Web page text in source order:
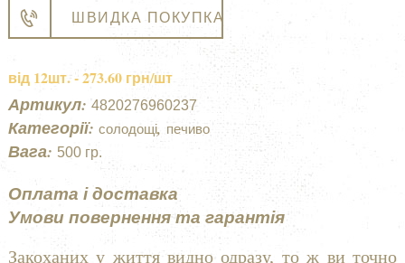
«Закоханим
у
кількість
ШВИДКА ПОКУПКА
e
n
a
t
i
e
:
від 12шт. - 273.60 грн/шт
Артикул: 4820276960237
Категорії: cолодощі, печиво
Вага: 500 гр.
Оплата і доставка
Умови повернення та гарантія
Закоханих у життя видно одразу, то ж ви точно